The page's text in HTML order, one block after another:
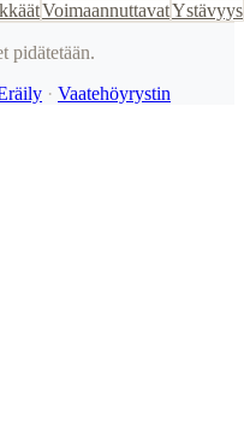
VoimaannuttavatYstävyys
pidätetään.
· Vaatehöyrystin